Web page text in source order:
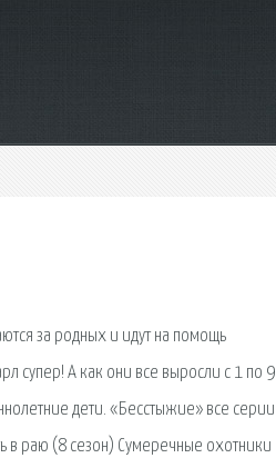
за родных и идут на помощь
супер! А как они все выросли с 1 по 9
дети. «Бесстыжие» все серии
в раю (8 сезон) Сумеречные охотники